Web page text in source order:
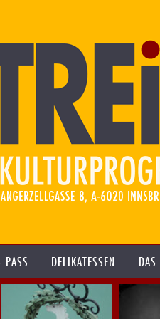
PASS DELIKATESSEN